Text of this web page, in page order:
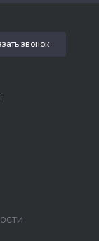
звонок